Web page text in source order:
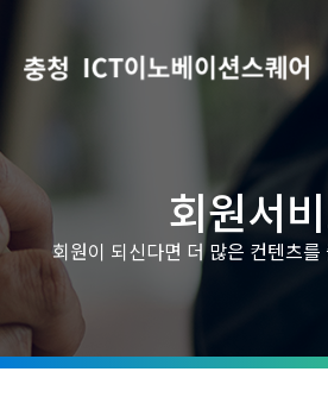
회원서
회원이 되신다면 더 많은 컨텐츠를